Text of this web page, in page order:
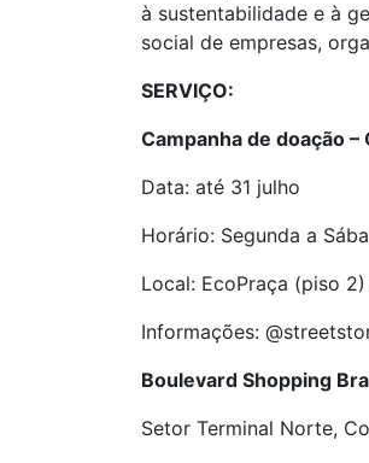
à sustentabilidade e à
social de empresas,
SERVIÇO:
Campanha de doação
Data: até 31 julho
Horário: Segunda a
Local: EcoPraça (piso
Informações:
Boulevard Shopping
Setor Terminal Norte,